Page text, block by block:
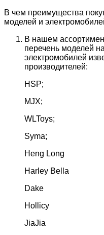
В чем преимущества
моделей и
В нашем
перечень моделей
электромобилей
производителей:
HSP;
MJX;
WLToys;
Syma;
Heng Long
Harley Bella
Dake
Hollicy
JiaJia